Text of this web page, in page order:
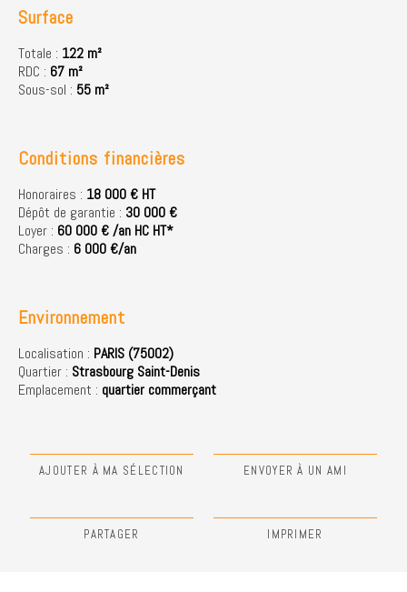
Surface
Totale : 122 m²
RDC : 67 m²
Sous-sol : 55 m²
Conditions financières
Honoraires : 18 000 € HT
Dépôt de garantie : 30 000 €
Loyer : 60 000 € /an HC HT*
Charges : 6 000 €/an
Environnement
Localisation : PARIS (75002)
Quartier : Strasbourg Saint-Denis
Emplacement : quartier commerçant
AJOUTER À MA SÉLECTION ENVOYER À UN AMI
PARTAGER IMPRIMER